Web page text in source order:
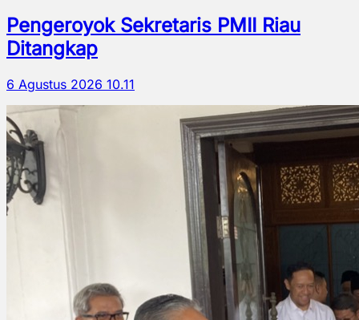
Pengeroyok Sekretaris PMII Riau
Ditangkap
6 Agustus 2026 10.11